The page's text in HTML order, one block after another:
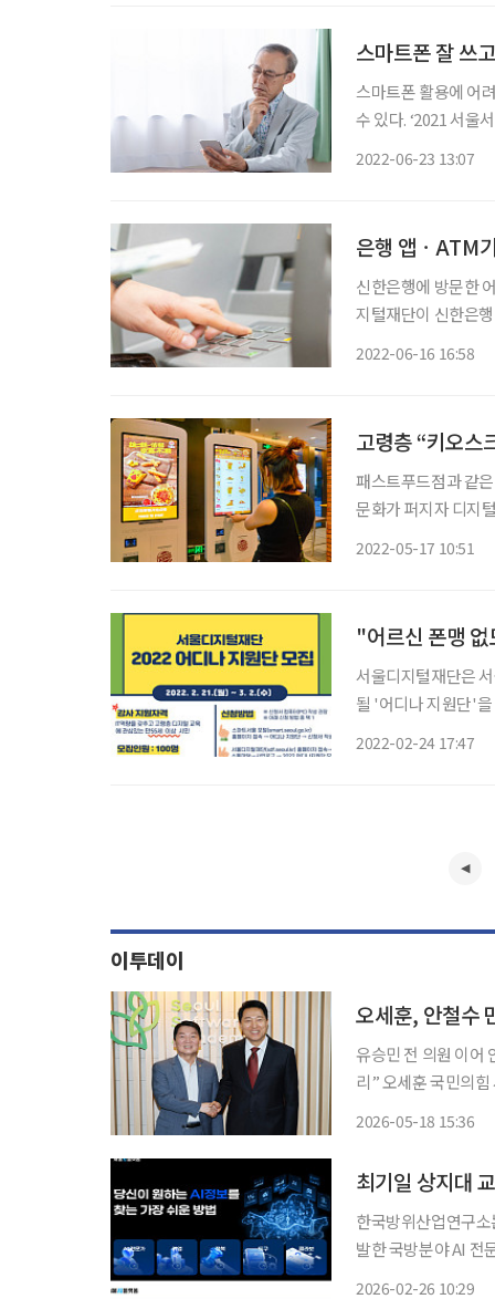
스마트폰 잘 쓰
스마트폰 활용에 어
수 있다. ‘2021 서울서베이-스마트 도시 격차 분야’에서 2018년 고령층의 디지털 활용 수준은
2022-06-23 13:07
은행 앱ㆍATM
신한은행에 방문한 어
지털재단이 신한은
2022-06-16 16:58
고령층 “키오스
패스트푸드점과 같
문화가 퍼지자 디지털에 익
2022-05-17 10:51
"어르신 폰맹
서울디지털재단은
될 '어디나 지원단'
2022-02-24 17:47
이투데이
유승민 전 의원 이어
리” 오세훈 국민의힘 서울시장 후보가 18일 서울 영등포구 청년취업사관학교 영등포 캠퍼스
2026-05-18 15:36
최기일 상지대
한국방위산업연구
발한 국방분야 AI 전
2026-02-26 10:29